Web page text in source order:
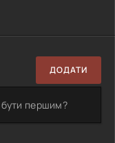
ДОДАТИ
першим?